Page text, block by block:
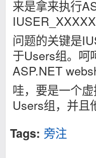
来是拿来执行
问题的关键是
于Users组。呵
ASP.NET
哇，要是一个
Users组，并
Tags: 旁注